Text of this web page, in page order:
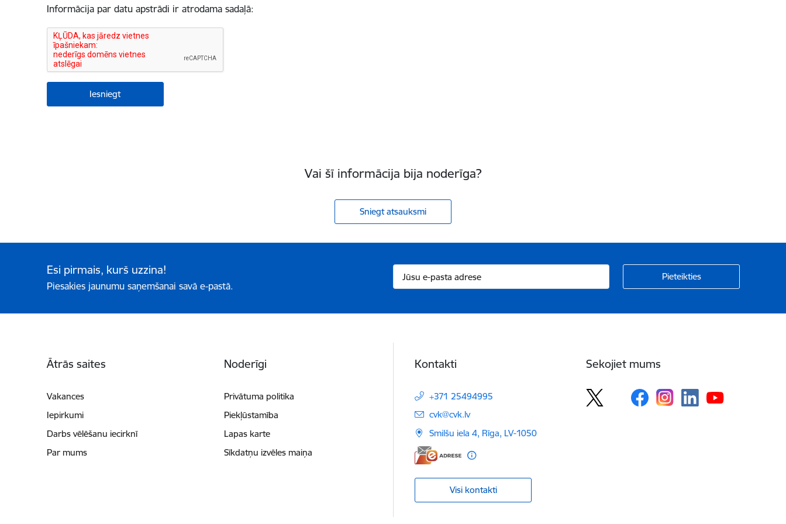
Informācija par datu apstrādi ir atrodama sadaļā:
Vai šī informācija bija noderīga?
Sniegt atsauksmi
Esi pirmais, kurš uzzina!
Piesakies jaunumu saņemšanai savā e-pastā.
Ātrās saites
Vakances
Iepirkumi
Darbs vēlēšanu iecirknī
Par mums
Noderīgi
Privātuma politika
Piekļūstamība
Lapas karte
Sīkdatņu izvēles maiņa
Kontakti
+371 25494995
E-pasts:
cvk@cvk.lv
Smilšu iela 4, Rīga, LV-1050
Visi kontakti
Sekojiet mums